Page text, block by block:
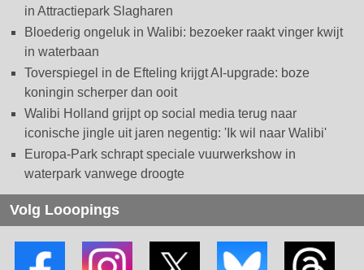
in Attractiepark Slagharen
Bloederig ongeluk in Walibi: bezoeker raakt vinger kwijt
in waterbaan
Toverspiegel in de Efteling krijgt AI-upgrade: boze
koningin scherper dan ooit
Walibi Holland grijpt op social media terug naar
iconische jingle uit jaren negentig: 'Ik wil naar Walibi'
Europa-Park schrapt speciale vuurwerkshow in
waterpark vanwege droogte
Volg Looopings